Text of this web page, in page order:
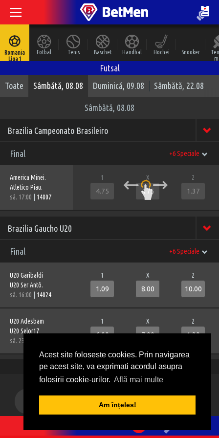
Acest site foloseste cookies. Prin navigarea
pe acest site, va exprimati acordul asupra
folosirii cookie-urilor. Află mai multe
Am înțeles!
Romania
Liga 1
Fotbal Tenis Baschet Handbal Hochei Snooker
Futsal
Toate
Sâmbătă, 08.08 Duminică, 09.08 Sâmbătă, 22.08
Sâmbătă, 08.08
Brazilia Campeonato Brasileiro
Final +6 Speciale
America Minei.
Atletico Piau.
sâ. 17:00
14807
1
4.75
X
4.75
2
1.37
Brazilia Gaucho U20
Final +6 Speciale
U20 Garibaldi
U20 Ser Antô.
sâ. 16:00
14024
1
1.09
X
8.00
2
10.00
U20 Adesbam
U20 Selor17
sâ. 23:00
1
6.00
X
7.00
2
1.20
Mergi sus
Informații generale